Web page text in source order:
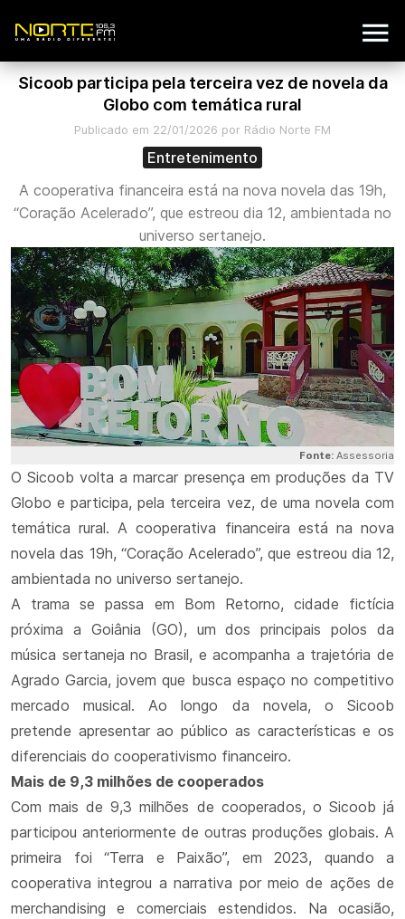
Sicoob participa pela terceira vez de novela da
Globo com temática rural
Publicado em 22/01/2026 por Rádio Norte FM
Entretenimento
A cooperativa financeira está na nova novela das 19h,
“Coração Acelerado”, que estreou dia 12, ambientada no
universo sertanejo.
Fonte: Assessoria
O Sicoob volta a marcar presença em produções da TV
Globo e participa, pela terceira vez, de uma novela com
temática rural. A cooperativa financeira está na nova
novela das 19h, “Coração Acelerado”, que estreou dia 12,
ambientada no universo sertanejo.
A trama se passa em Bom Retorno, cidade fictícia
próxima a Goiânia (GO), um dos principais polos da
música sertaneja no Brasil, e acompanha a trajetória de
Agrado Garcia, jovem que busca espaço no competitivo
mercado musical. Ao longo da novela, o Sicoob
pretende apresentar ao público as características e os
diferenciais do cooperativismo financeiro.
Mais de 9,3 milhões de cooperados
Com mais de 9,3 milhões de cooperados, o Sicoob já
participou anteriormente de outras produções globais. A
primeira foi “Terra e Paixão”, em 2023, quando a
cooperativa integrou a narrativa por meio de ações de
merchandising e comerciais estendidos. Na ocasião,